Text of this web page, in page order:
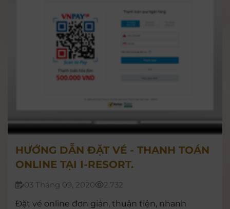
HƯỚNG DẪN ĐẶT VÉ - THANH TOÁN
ONLINE TẠI I-RESORT.
03 Tháng 09, 2020
2.732
Đặt vé online đơn giản, thuận tiện, nhanh